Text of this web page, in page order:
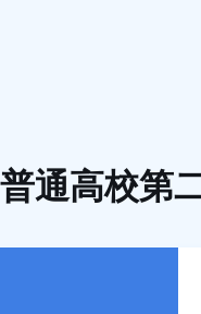
通高校第